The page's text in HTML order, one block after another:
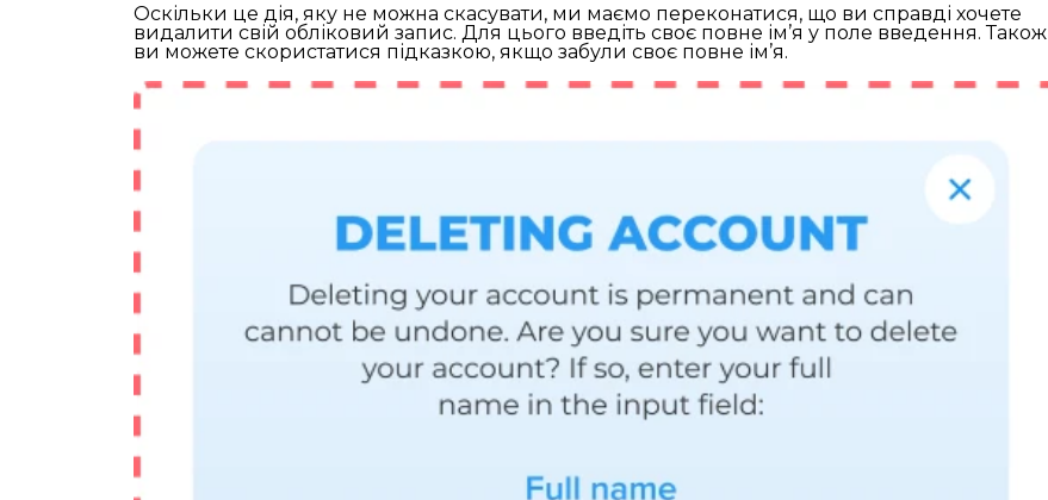
Оскільки це дія, яку не можна скасувати, ми маємо переконатися, що ви справді хочете
видалити свій обліковий запис. Для цього введіть своє повне ім’я у поле введення. Також
ви можете скористатися підказкою, якщо забули своє повне ім’я.